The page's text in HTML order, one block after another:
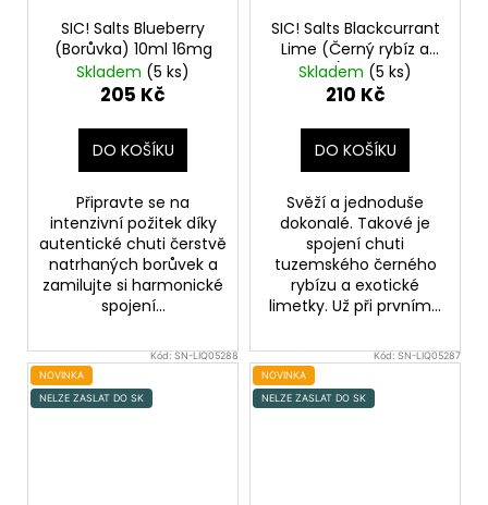
SIC! Salts Blueberry
(Borůvka) 10ml 16mg
Skladem (5 ks)
205 Kč
DO KOŠÍKU
Připravte se na
intenzivní požitek díky
autentické chuti čerstvě
natrhaných borůvek a
zamilujte si harmonické
spojení...
SIC! Salts Blackcurrant
Lime (Černý rybíz a
limetka) 10ml 20mg
Skladem (5 ks)
210 Kč
DO KOŠÍKU
Svěží a jednoduše
dokonalé. Takové je
spojení chuti
tuzemského černého
rybízu a exotické
limetky. Už při prvním...
Kód: SN-LIQ05288
NOVINKA
NELZE ZASLAT DO SK
Kód: SN-LIQ05287
NOVINKA
NELZE ZASLAT DO SK